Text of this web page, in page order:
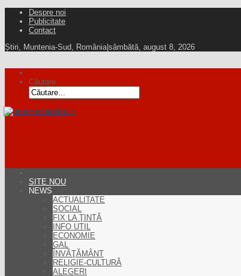
Despre noi
Publicitate
Contact
Știri, Muntenia-Sud, România|sâmbătă, august 8, 2026
Căutare
SITE NOU
NEWS
ACTUALITATE
SOCIAL
FIX LA ŢINTĂ
INFO UTIL
ECONOMIE
GAL
ÎNVĂŢĂMÂNT
RELIGIE-CULTURĂ
ALEGERI